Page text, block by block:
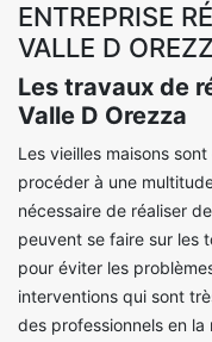
ENTREPRISE
VALLE D
Les travaux de
Valle D Orezza
Les vieilles maisons
procéder à une
nécessaire de réaliser
peuvent se faire sur les
pour éviter les
interventions qui sont
des professionnels en la